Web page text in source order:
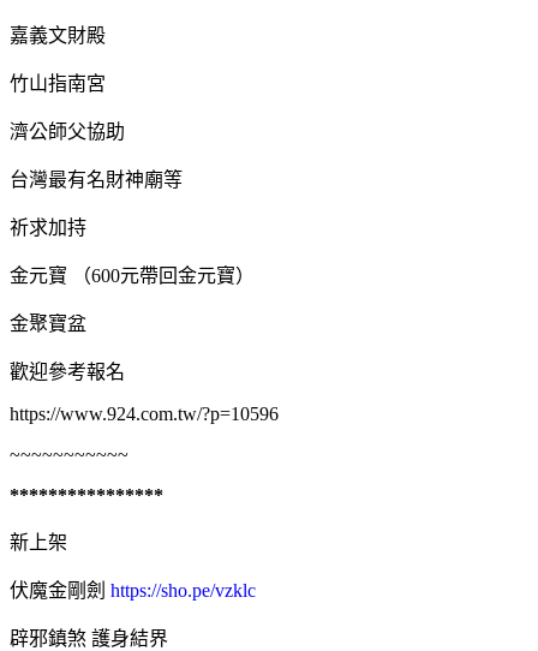
嘉義文財殿
竹山指南宮
濟公師父協助
台灣最有名財神廟等
祈求加持
金元寶 （600元帶回金元寶）
金聚寶盆
歡迎參考報名
https://www.924.com.tw/?p=10596
~~~~~~~~~~~
****************
新上架
伏魔金剛劍 https://sho.pe/vzklc
辟邪鎮煞 護身結界